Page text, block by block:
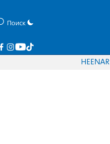
Поиск
HEENAR